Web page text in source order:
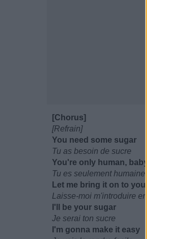
[Chorus]
[Refrain]
You need some sugar
Tu as besoin de sucre
You're only human, baby
Tu es seulement humaine, bébé
Let me bring it on to you tonight
Laisse-moi m'introduire en toi cette nuit
I'll be your sugar
Je serai ton sucre
I'm gonna make it easy